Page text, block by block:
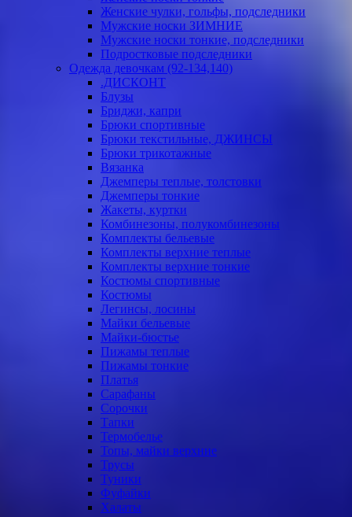
Женские чулки, гольфы, подследники
Мужские носки ЗИМНИЕ
Мужские носки тонкие, подследники
Подростковые подследники
Одежда девочкам (92-134,140)
.ДИСКОНТ
Блузы
Бриджи, капри
Брюки спортивные
Брюки текстильные, ДЖИНСЫ
Брюки трикотажные
Вязанка
Джемперы теплые, толстовки
Джемперы тонкие
Жакеты, куртки
Комбинезоны, полукомбинезоны
Комплекты бельевые
Комплекты верхние теплые
Комплекты верхние тонкие
Костюмы спортивные
Костюмы
Легинсы, лосины
Майки бельевые
Майки-бюстье
Пижамы теплые
Пижамы тонкие
Платья
Сарафаны
Сорочки
Тапки
Термобелье
Топы, майки верхние
Трусы
Туники
Фуфайки
Халаты